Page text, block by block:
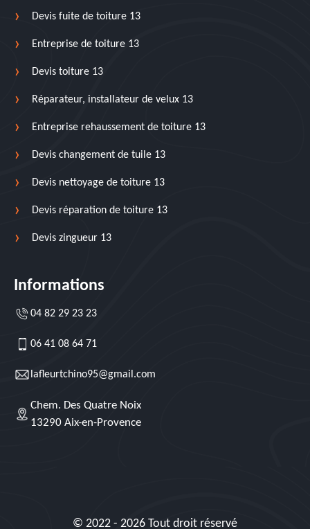
Devis fuite de toiture 13
Entreprise de toiture 13
Devis toiture 13
Réparateur, installateur de velux 13
Entreprise rehaussement de toiture 13
Devis changement de tuile 13
Devis nettoyage de toiture 13
Devis réparation de toiture 13
Devis zingueur 13
Informations
04 82 29 23 23
06 41 08 64 71
lafleurtchino95@gmail.com
Chem. Des Quatre Noix
13290 Aix-en-Provence
© 2022 - 2026 Tout droit réservé